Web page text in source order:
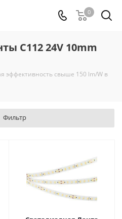
0
C112 24V 10mm
эффективность свыше 150 lm/W в
Фильтр